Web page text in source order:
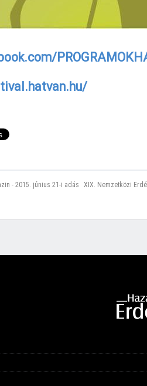
- 2015. június 21-i adás XIX. Nemzetközi